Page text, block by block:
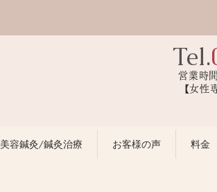
Tel.
営業時
【女
美容鍼灸/鍼灸治療 お客様の声 料金